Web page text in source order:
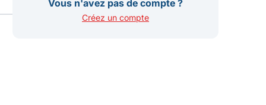
Vous n'avez pas de compte ?
Créez un compte